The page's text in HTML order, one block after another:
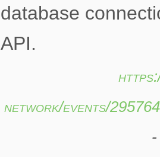
database
API.
network/events/